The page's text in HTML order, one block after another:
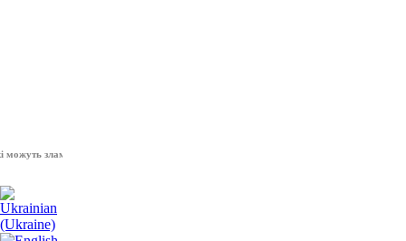
зламати волю народу, - Президент України Володимир Зеленський